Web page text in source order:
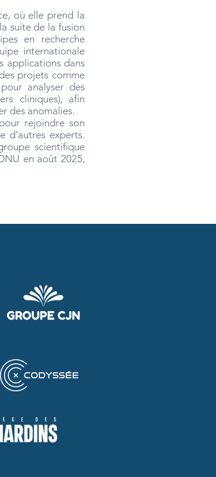
où elle prend la
suite de la fusion
en recherche
internationale
applications dans
projets comme
analyser des
cliniques), afin
des anomalies.
rejoindre son
d’autres experts.
scientifique
en août 2025,